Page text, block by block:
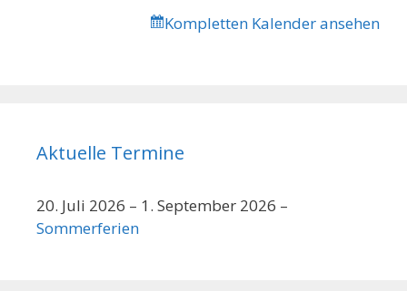
Kompletten Kalender ansehen
Aktuelle Termine
20. Juli 2026 – 1. September 2026 –
Sommerferien